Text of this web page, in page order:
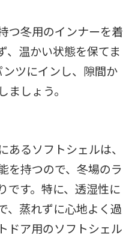
つ冬用のインナーを着
、温かい状態を保てま
ツにインし、隙間か
ましょう。
あるソフトシェルは、
を持つので、冬場のラ
です。特に、透湿性に
、蒸れずに心地よく過
ドア用のソフトシェル